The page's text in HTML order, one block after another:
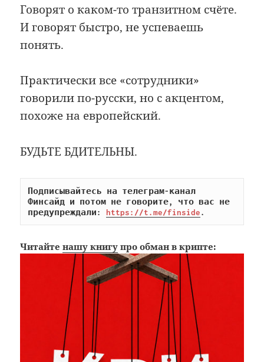
Говорят о каком-то транзитном счёте.
И говорят быстро, не успеваешь
понять.
Практически все «сотрудники»
говорили по-русски, но с акцентом,
похоже на европейский.
БУДЬТЕ БДИТЕЛЬНЫ.
Подписывайтесь на телеграм-канал
Финсайд и потом не говорите, что вас не
предупреждали: https://t.me/finside.
Читайтенашу книгу про обман в крипте: